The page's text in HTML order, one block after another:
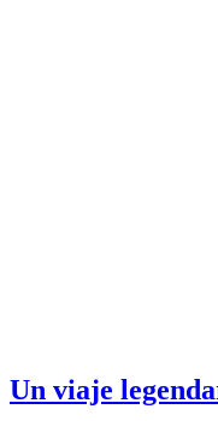
Un viaje